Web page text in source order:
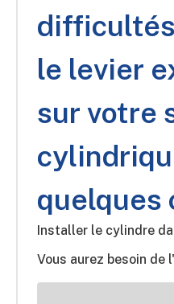
le levier
sur votre
quelques
Installer le cylindre
Vous aurez besoin